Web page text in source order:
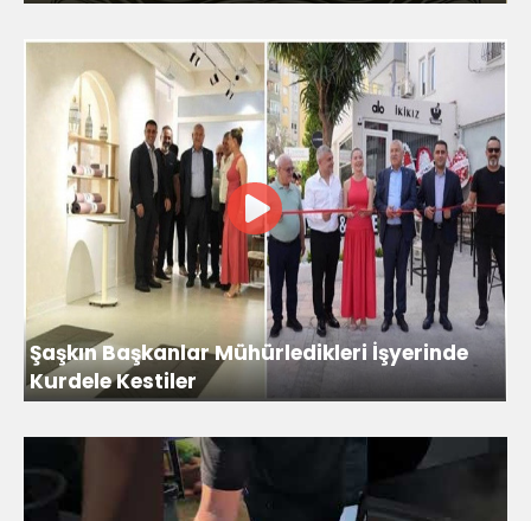
Şaşkın Başkanlar Mühürledikleri İşyerinde
Kurdele Kestiler